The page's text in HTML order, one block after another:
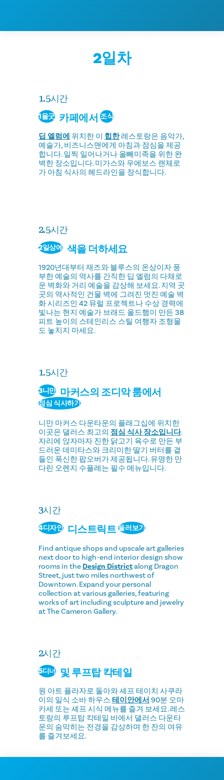
2일차
1.5시간
1올굿 카페에서 조식
딥 엘럼에 위치한 이 힙한레스토랑은 음악가,
예술가, 비즈니스맨에게 아침과 점심을 제공
합니다. 일찍 일어나거나 올빼미족을 위한 완
벽한 장소입니다. 미가스와 우에보스 랜체로
가 아침 식사의 헤드라인을 장식합니다.
2.5시간
2일상에 색을 더하세요
1920년대부터 재즈와 블루스의 온상이자 풍
부한 예술의 역사를 간직한 딥 엘럼의 다채로
운 벽화와 거리 예술을 감상해 보세요. 지역 곳
곳의 역사적인 건물 벽에 그려진 멋진 예술 벽
화 시리즈인 42 뮤럴 프로젝트나 수상 경력에
빛나는 현지 예술가 브래드 올드햄이 만든 38
피트 높이의 스테인리스 스틸 여행자 조형물
도 놓치지 마세요.
1.5시간
3니만 마커스의 조디악 룸에서
점심 식사하기
니만 마커스 다운타운의 플래그십에 위치한
이곳은 댈러스 최고의 점심 식사 장소입니다.
자리에 앉자마자 진한 닭고기 육수로 만든 부
드러운 데미타스와 크리미한 딸기 버터를 곁
들인 푹신한 팝오버가 제공됩니다. 유명한 만
다린 오렌지 수플레는 필수 메뉴입니다.
3시간
4디자인 디스트릭트둘러보기
Find antique shops and upscale art galleries
next door to high-end interior design show
rooms in the Design Districtalong Dragon
Street, just two miles northwest of
Downtown. Expand your personal
collection at various galleries, featuring
works of art including sculpture and jewelry
at The Cameron Gallery.
2시간
5디너 및 루프탑 칵테일
원 아트 플라자로 돌아와 셰프 테이치 사쿠라
이의 일식 소바 하우스 테이안에서 90분 오마
카세 또는 셰프 시식 메뉴를 즐겨 보세요. 레스
토랑의 루프탑 칵테일 바에서 댈러스 다운타
운의 숨막히는 전경을 감상하며 한 잔의 여유
를 즐겨보세요.